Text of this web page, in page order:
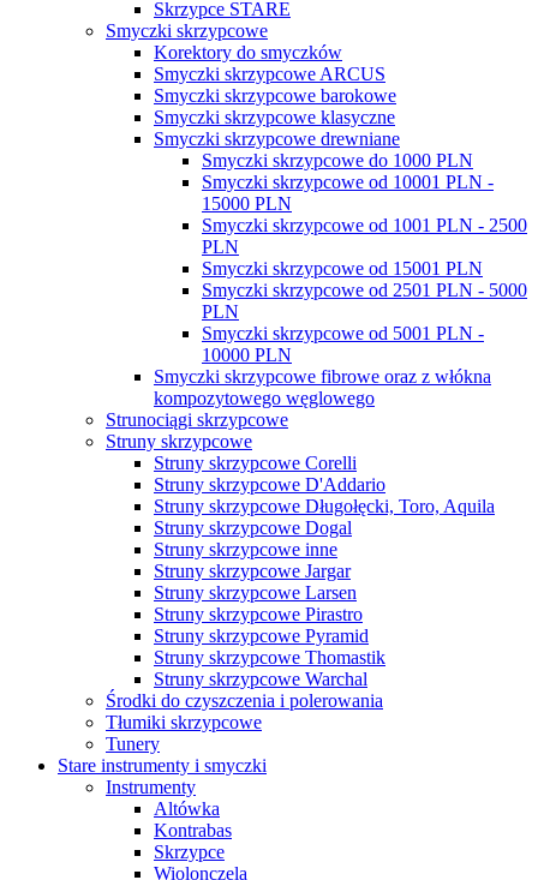
Skrzypce STARE
Smyczki skrzypcowe
Korektory do smyczków
Smyczki skrzypcowe ARCUS
Smyczki skrzypcowe barokowe
Smyczki skrzypcowe klasyczne
Smyczki skrzypcowe drewniane
Smyczki skrzypcowe do 1000 PLN
Smyczki skrzypcowe od 10001 PLN -
15000 PLN
Smyczki skrzypcowe od 1001 PLN - 2500
PLN
Smyczki skrzypcowe od 15001 PLN
Smyczki skrzypcowe od 2501 PLN - 5000
PLN
Smyczki skrzypcowe od 5001 PLN -
10000 PLN
Smyczki skrzypcowe fibrowe oraz z włókna
kompozytowego węglowego
Strunociągi skrzypcowe
Struny skrzypcowe
Struny skrzypcowe Corelli
Struny skrzypcowe D'Addario
Struny skrzypcowe Długołęcki, Toro, Aquila
Struny skrzypcowe Dogal
Struny skrzypcowe inne
Struny skrzypcowe Jargar
Struny skrzypcowe Larsen
Struny skrzypcowe Pirastro
Struny skrzypcowe Pyramid
Struny skrzypcowe Thomastik
Struny skrzypcowe Warchal
Środki do czyszczenia i polerowania
Tłumiki skrzypcowe
Tunery
Stare instrumenty i smyczki
Instrumenty
Altówka
Kontrabas
Skrzypce
Wiolonczela